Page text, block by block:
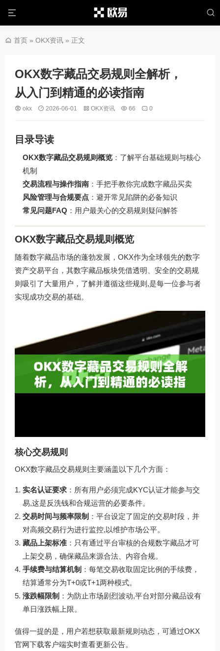
首页 » OKX资讯 » 正文
OKX数字藏品交易规则全解析，
从入门到精通的必读指南
okx 2026-06-01 OKX资讯 66 0
目录导读
OKX数字藏品交易规则概览 ：了解平台基础规则与核心
机制
交易流程与操作指南 ：手把手教你完成数字藏品买卖
风险管理与合规要点 ：避开常见陷阱的必备知识
常见问题FAQ ：用户最关心的交易规则疑问解答
OKX数字藏品交易规则概览
随着数字藏品市场的蓬勃发展，OKX作为全球领先的数字
资产交易平台，其数字藏品板块凭借透明、安全的交易规
则吸引了大量用户，了解并遵循这些规则,是每一位参与者
实现成功交易的基础。
核心交易规则
OKX数字藏品交易规则主要涵盖以下几个方面：
实名认证要求 ：所有用户必须完成KYC认证才能参与交
易,这是反洗钱和合规运营的必要条件。
交易时间与频率限制 ：平台设定了固定的交易时段，并
对高频交易行为进行监控,以维护市场公平。
藏品上架标准 ：只有通过平台审核的合规数字藏品才可
上架交易，确保藏品来源合法、内容合规。
手续费与结算机制 ：每笔交易收取固定比例的手续费，
结算通常分为T+0或T+1两种模式。
涨跌幅限制 ：为防止市场剧烈波动,平台对部分藏品设有
单日涨跌幅上限。
值得一提的是，用户若想获取最新规则动态，可通过OKX
官网下载客户端实时查看更新公告。